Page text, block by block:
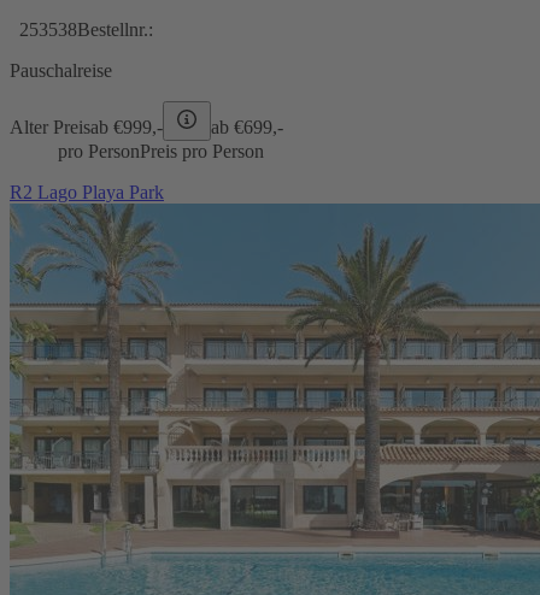
253538Bestellnr.:
Pauschalreise
Alter Preisab €999,- ab €699,-
pro PersonPreis pro Person
R2 Lago Playa Park